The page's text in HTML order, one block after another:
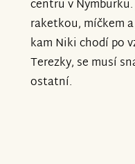
centru v
raketkou, míčkem
kam Niki chodí po
Terezky, se musí
ostatní.